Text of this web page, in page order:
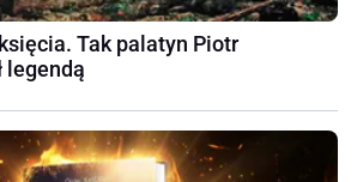
Tak palatyn Piotr
legendą